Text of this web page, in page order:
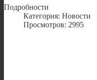
Подробности
Категория: Новости
Просмотров: 2995